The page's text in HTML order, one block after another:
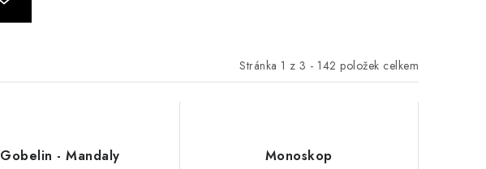
Stránka 1 z 3 - 142 položek celkem
Gobelin - Mandaly Monoskop